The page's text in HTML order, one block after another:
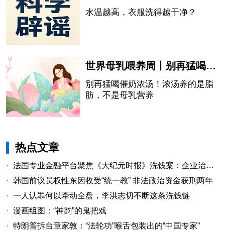
水温越高，衣服洗得越干净？
世界母乳喂养周丨别再猛喝催奶浓汤！浓汤养的是脂肪，不是母乳营养
别再猛喝催奶浓汤！浓汤养的是脂
肪，不是母乳营养
热点文章
· 法国专业金融平台聚焦《大纪元时报》洗钱案：企业治理漏洞与监管警示
· 韩国前议员权性东因收受“统一教” 非法政治资金获刑两年
· 一人认罪何以牵动全盘，李洪志切不断这条洗钱链
· 漫画组图：“神韵”的鬼把戏
· 特朗普拆台章家敦：“法轮功”喉舌包装出的“中国专家”